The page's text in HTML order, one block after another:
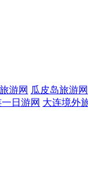
游网 瓜皮岛旅游网
日游网 大连境外